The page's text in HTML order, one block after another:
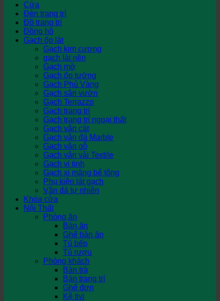
Cửa
Đèn trang trí
Đồ trang trí
Đồng hồ
Gạch ốp lát
Gạch kim cương
gạch lát nền
Gạch mờ
Gạch ốp tường
Gạch Phủ Vàng
Gạch sân vườn
Gạch Terrazzo
Gạch trang trí
Gạch trang trí ngoại thất
Gạch vân cát
Gạch vân đá Marble
Gạch vân gỗ
Gạch vân vải Textile
Gạch vi tinh
Gạch xi măng bê tông
Phụ kiện lát gạch
Vân đá tự nhiên
Khóa cửa
Nội Thất
Phòng ăn
Bàn ăn
Ghế bàn ăn
Tủ bếp
Tủ rượu
Phòng khách
Bàn trà
Bàn trang trí
Ghế đơn
Kệ tivi